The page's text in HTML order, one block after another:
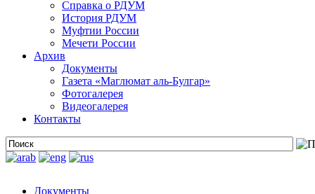
Справка о РДУМ
История РДУМ
Муфтии России
Мечети России
Архив
Документы
Газета «Маглюмат аль-Булгар»
Фотогалерея
Видеогалерея
Контакты
Документы